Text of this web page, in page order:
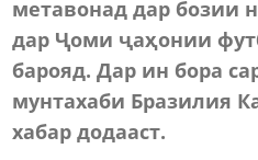
метавонад дар бозии
дар Ҷоми ҷаҳонии
барояд. Дар ин бора
мунтахаби Бразилия
хабар додааст.